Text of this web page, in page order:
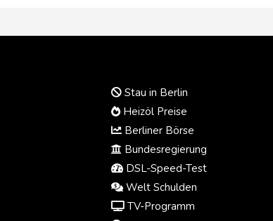
Stau in Berlin
Heizöl Preise
Berliner Börse
Bundesregierung
DSL-Speed-Test
Welt Schulden
TV-Programm